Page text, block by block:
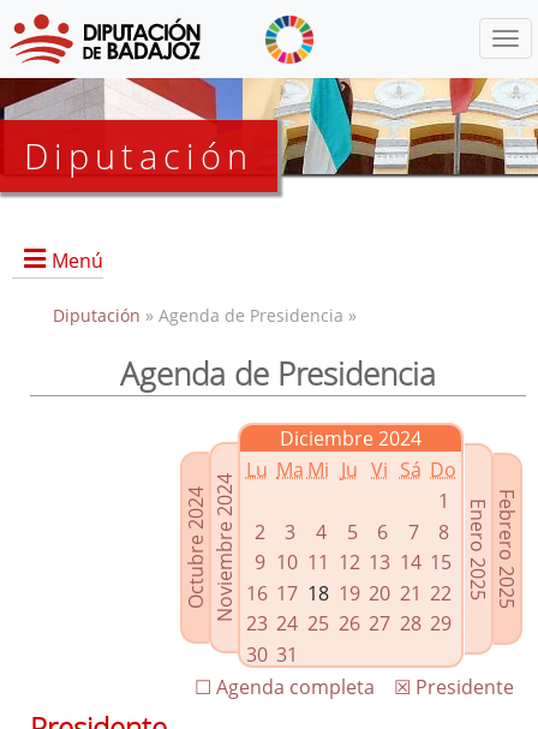
Diputación
Menú
Presidencia
Enlaces relacionados
Agenda de Presidencia
Plenos provinciales y Juntas de gobierno
Oficina de Proyectos Europeos
Diputación » Agenda de Presidencia »
Agenda de Presidencia
Octubre 2024Noviembre 2024
Diciembre 2024
Lu Ma Mi Ju Vi Sá Do
1
2
3 4 5 6 7
8
9 10 11 12 13 14 15
16 17 18 19 20 21 22
23 24 25 26 27 28 29
30 31
Febrero 2025
Enero 2025
☒ Presidente
☐ Agenda completa